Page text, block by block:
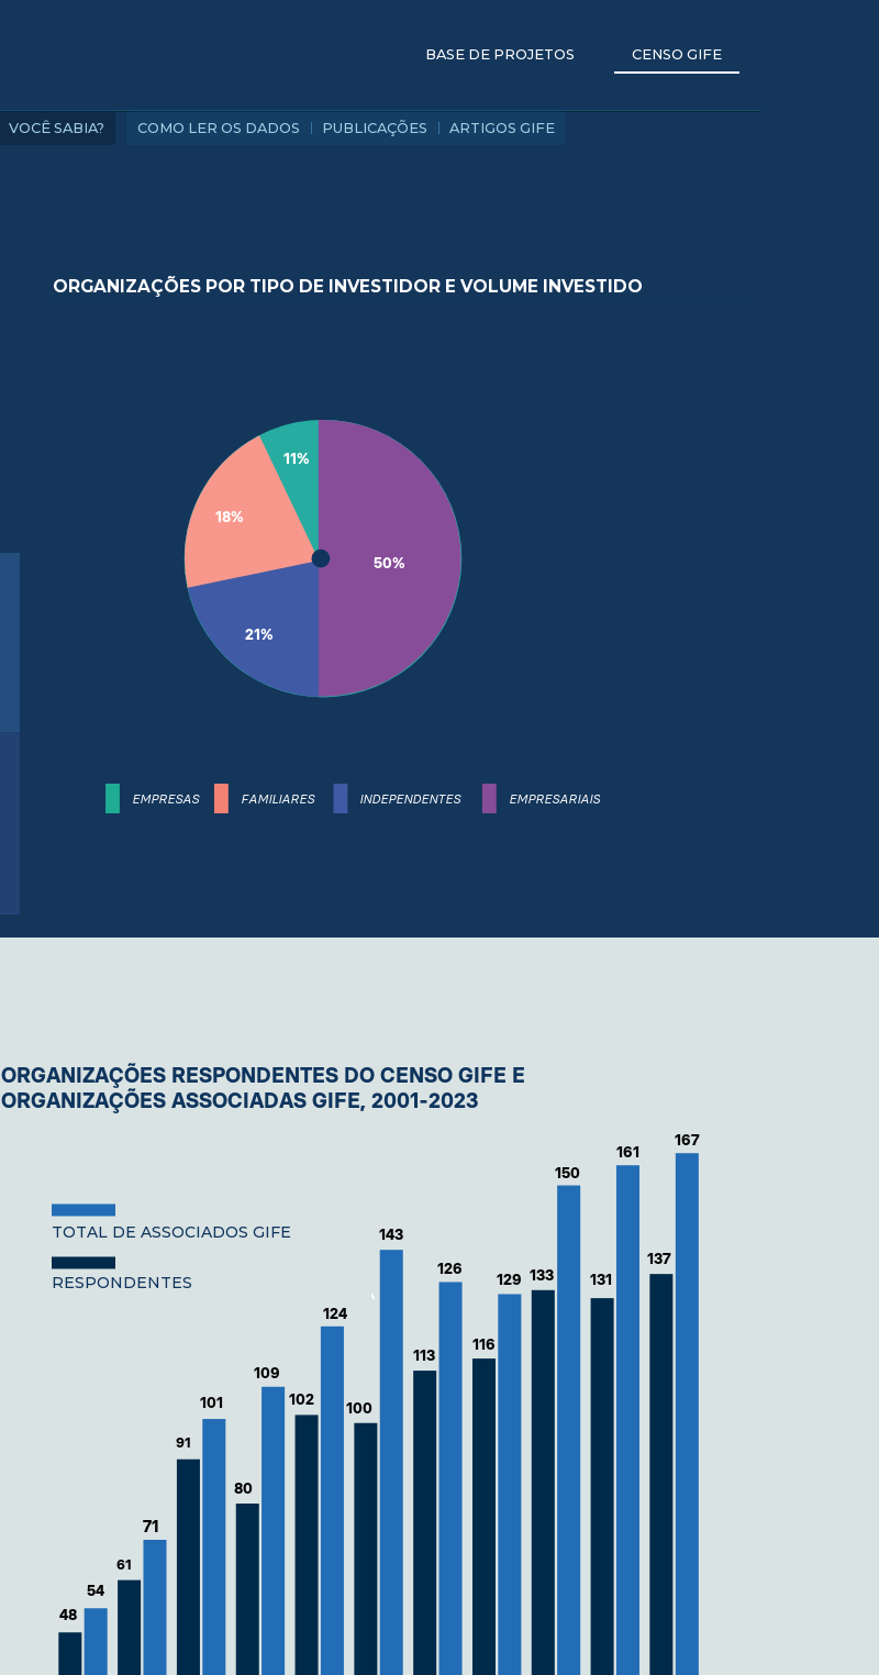
BASE DE PROJETOS CENSO GIFE
VOCÊ SABIA? COMO LER OS DADOS PUBLICAÇÕES ARTIGOS GIFE
ORGANIZAÇÕES POR TIPO DE INVESTIDOR E VOLUME INVESTIDO
11%
50%
21%
18%
EMPRESAS EMPRESARIAIS
FAMILIARES INDEPENDENTES
ORGANIZAÇÕES RESPONDENTES DO CENSO GIFE E
ORGANIZAÇÕES ASSOCIADAS GIFE, 2001-2023
54
48
71
61
101
91
109
80
124
102
143
100
126
113
129
116
150
133
161
131
167
137
RESPONDENTES
TOTAL DE ASSOCIADOS GIFE